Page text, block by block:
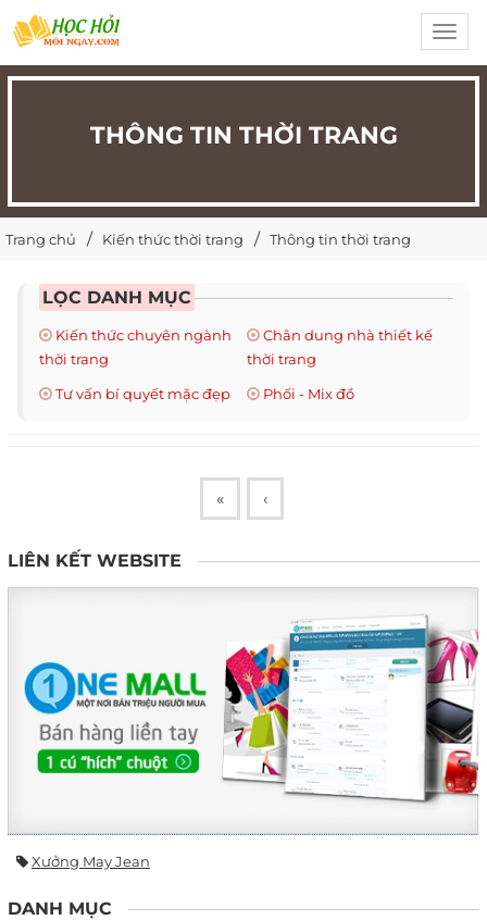
THÔNG TIN THỜI TRANG
Trang chủ Kiến thức thời trang Thông tin thời trang
LỌC DANH MỤC
Kiến thức chuyên ngành
thời trang
Chân dung nhà thiết kế
thời trang
Tư vấn bí quyết mặc đẹp
Phối - Mix đồ
« ‹
LIÊN KẾT WEBSITE
Xưởng May Jean
DANH MỤC